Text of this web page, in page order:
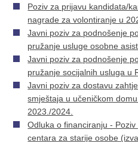
Poziv za prijavu kandidata/
nagrade za volontiranje u
Javni poziv za podnošenje
pružanje usluge osobne
Javni poziv za podnošenje
pružanje socijalnih usluga u
Javni poziv za dostavu
smještaja u učeničkom
2023./2024.
Odluka o financiranju -
centara za starije osobe